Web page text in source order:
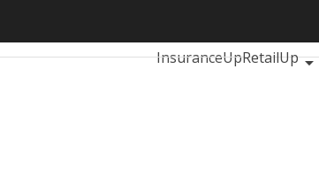
InsuranceUpRetailUp